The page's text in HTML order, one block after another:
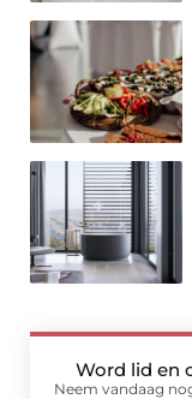
Word lid en
Neem vandaag